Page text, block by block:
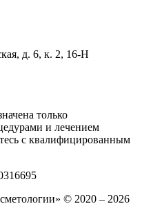
д. 6, к. 2, 16-Н
только
и лечением
с квалифицированным
© 2020 – 2026